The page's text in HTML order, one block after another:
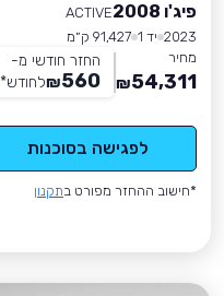
פיג'ו 2008
ACTIVE
2023 יד 1
91,427 ק״מ
מחיר
54,311
₪
החזר חודשי מ-
560
₪לחודש*
לפגישה בסוכנות
*חישוב ההחזר מפורט בתקנון